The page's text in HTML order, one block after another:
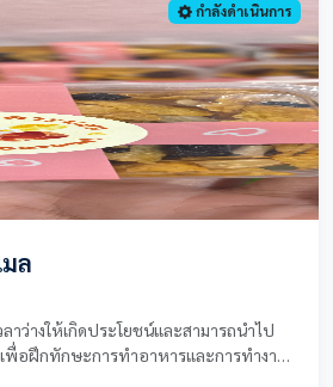
กำลังดำเนินการ
ล
ลาว่างให้เกิดประโยชน์และสามารถนำไป
พื่อฝึกทักษะการทำอาหารและการทำงาน